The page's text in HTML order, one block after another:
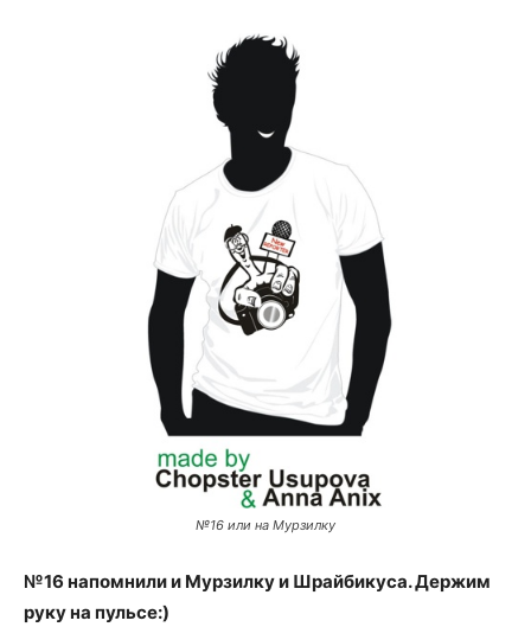
№16 или на Мурзилку
№16 напомнили и Мурзилку и Шрайбикуса. Держим
руку на пульсе:)